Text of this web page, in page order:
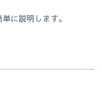
に説明します。